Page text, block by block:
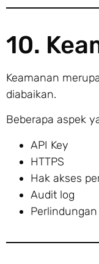
10.
Keamanan
diabaikan.
Beberapa aspek
API Key
HTTPS
Hak akses
Audit log